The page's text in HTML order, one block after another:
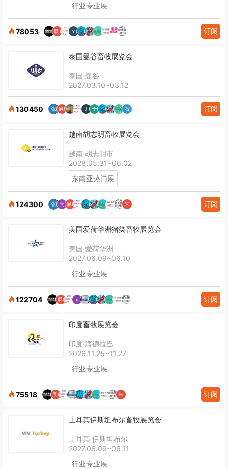
行业专业展
78053 订阅
泰国曼谷畜牧展览会
泰国·曼谷
2027.03.10~03.12
130450 订阅
越南胡志明畜牧展览会
越南·胡志明市
2028.05.31~06.02
东南亚热门展
124300 订阅
美国爱荷华洲猪类畜牧展览会
美国·爱荷华洲
2027.06.09~06.10
行业专业展
122704 订阅
印度畜牧展览会
印度·海德拉巴
2026.11.25~11.27
行业专业展
75518 订阅
土耳其伊斯坦布尔畜牧展览会
土耳其·伊斯坦布尔
2027.06.09~06.11
行业专业展